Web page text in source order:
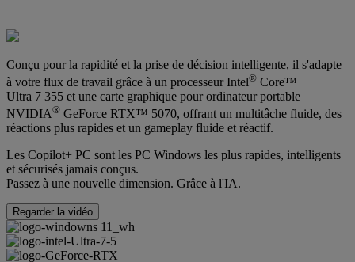
Conçu pour la rapidité et la prise de décision intelligente, il s'adapte
à votre flux de travail grâce à un processeur Intel® Core™
Ultra 7 355 et une carte graphique pour ordinateur portable
NVIDIA® GeForce RTX™ 5070, offrant un multitâche fluide, des
réactions plus rapides et un gameplay fluide et réactif.
Les Copilot+ PC sont les PC Windows les plus rapides, intelligents
et sécurisés jamais conçus.
Passez à une nouvelle dimension. Grâce à l'IA.
Regarder la vidéo